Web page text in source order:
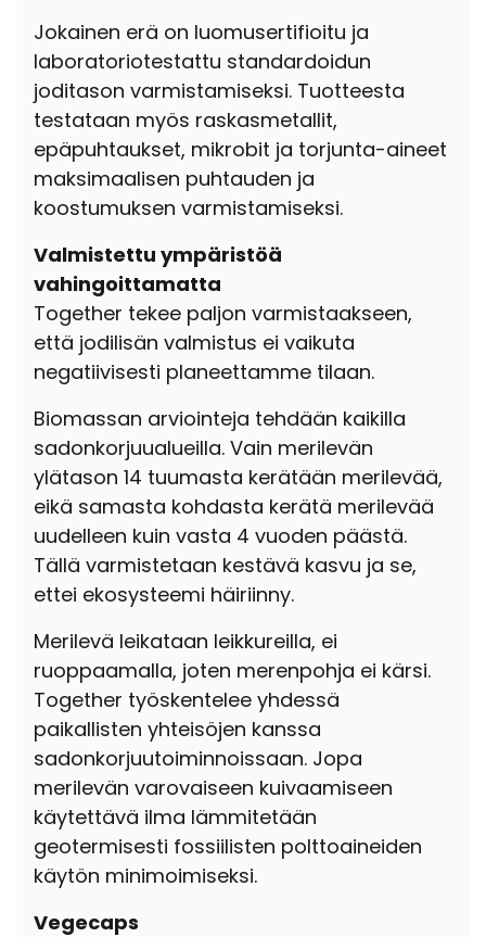
Jokainen erä on luomusertifioitu ja
laboratoriotestattu standardoidun
joditason varmistamiseksi. Tuotteesta
testataan myös raskasmetallit,
epäpuhtaukset, mikrobit ja torjunta-aineet
maksimaalisen puhtauden ja
koostumuksen varmistamiseksi.
Valmistettu ympäristöä
vahingoittamatta
Together tekee paljon varmistaakseen,
että jodilisän valmistus ei vaikuta
negatiivisesti planeettamme tilaan.
Biomassan arviointeja tehdään kaikilla
sadonkorjuualueilla. Vain merilevän
ylätason 14 tuumasta kerätään merilevää,
eikä samasta kohdasta kerätä merilevää
uudelleen kuin vasta 4 vuoden päästä.
Tällä varmistetaan kestävä kasvu ja se,
ettei ekosysteemi häiriinny.
Merilevä leikataan leikkureilla, ei
ruoppaamalla, joten merenpohja ei kärsi.
Together työskentelee yhdessä
paikallisten yhteisöjen kanssa
sadonkorjuutoiminnoissaan. Jopa
merilevän varovaiseen kuivaamiseen
käytettävä ilma lämmitetään
geotermisesti fossiilisten polttoaineiden
käytön minimoimiseksi.
Vegecaps